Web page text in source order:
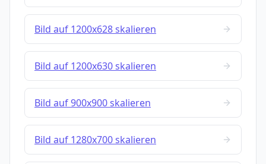
Bild auf 1200x628 skalieren
Bild auf 1200x630 skalieren
Bild auf 900x900 skalieren
Bild auf 1280x700 skalieren